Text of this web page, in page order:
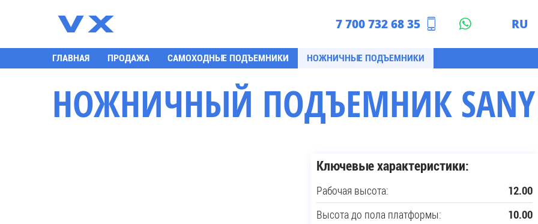
7 700 732 68 35
RU
EN
ГЛАВНАЯ ПРОДАЖА САМОХОДНЫЕ ПОДЪЕМНИКИ НОЖНИЧНЫЕ ПОДЪЕМНИКИ
НОЖНИЧНЫЙ ПОДЪЕМНИК SANY
Ключевые характеристики:
Рабочая высота: 12.00
Высота до пола платформы: 10.00